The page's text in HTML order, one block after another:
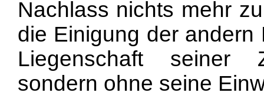
Nachlass nichts mehr
die Einigung der
Liegenschaft seiner
sondern ohne seine